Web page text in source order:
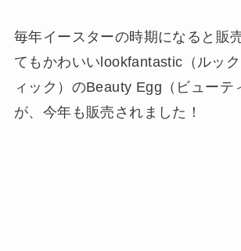
毎年イースターの時期になると販
てもかわいいlookfantastic（ルッ
ィック）のBeauty Egg（ビューテ
が、今年も販売されました！